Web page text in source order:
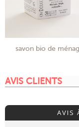
savon bio de
AVIS CLIENTS
AVIS